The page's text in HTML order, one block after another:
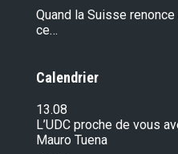
Quand la Suisse
ce…
Calendrier
13.08
L’UDC proche de vous
Mauro Tuena